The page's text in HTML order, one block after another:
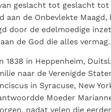
geslacht tot geslacht tot
aan de Onbevlekte Maagd,
door de edelmoedige
de God die alles vermag.
in Heppenheim,
naar de Verenigde
in Syracuse, New
Moeder
nadat velen die